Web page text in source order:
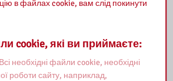
бібліотечні уроки
в файлах cookie, вам слід покинути
cookie, які ви приймаєте:
необхідні файли cookie, необхідні
роботи сайту, наприклад,